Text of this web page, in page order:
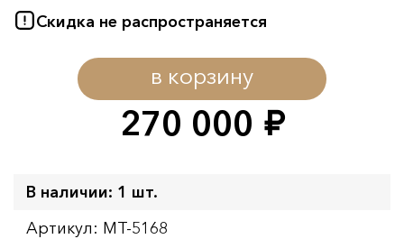
270 000 руб.
в корзину
Скидка не распространяется
В наличии: 1 шт.
Артикул: MT-5168